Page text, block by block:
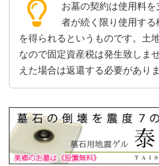
お墓の契約は使用料
者が続く限り使用する
を得られるというものです。土
なので固定資産税は発生致しま
えた場合は返還する必要がありま